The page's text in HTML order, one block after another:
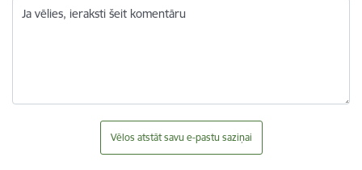
Ja vēlies, ieraksti šeit komentāru
Vēlos atstāt savu e-pastu saziņai